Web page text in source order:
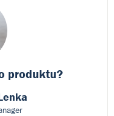
produktu?